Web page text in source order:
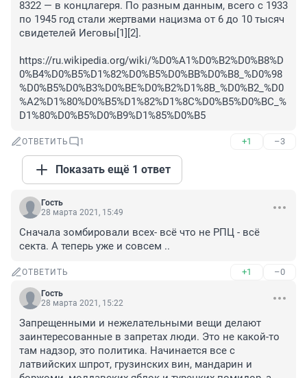
8322 — в концлагеря. По разным данным, всего с 1933
по 1945 год стали жертвами нацизма от 6 до 10 тысяч
свидетелей Иеговы[1][2].
https://ru.wikipedia.org/wiki/%D0%A1%D0%B2%D0%B8%D
0%B4%D0%B5%D1%82%D0%B5%D0%BB%D0%B8_%D0%98
%D0%B5%D0%B3%D0%BE%D0%B2%D1%8B_%D0%B2_%D0
%A2%D1%80%D0%B5%D1%82%D1%8C%D0%B5%D0%BC_%
D1%80%D0%B5%D0%B9%D1%85%D0%B5
ОТВЕТИТЬ 1 +1 –3
Показать ещё 1 ответ
Гость
28 марта 2021, 15:49
Сначала зомбировали всех- всё что не РПЦ - всё
секта. А теперь уже и совсем ..
ОТВЕТИТЬ +1 –0
Гость
28 марта 2021, 15:22
Запрещенными и нежелательными вещи делают
заинтересованные в запретах люди. Это не какой-то
там надзор, это политика. Начинается все с
латвийских шпрот, грузинских вин, мандарин и